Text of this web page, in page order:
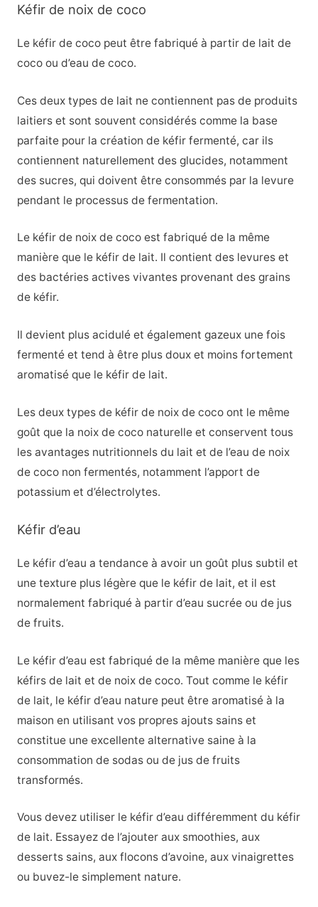
Kéfir de noix de coco
Le kéfir de coco peut être fabriqué à partir de lait de
coco ou d’eau de coco.
Ces deux types de lait ne contiennent pas de produits
laitiers et sont souvent considérés comme la base
parfaite pour la création de kéfir fermenté, car ils
contiennent naturellement des glucides, notamment
des sucres, qui doivent être consommés par la levure
pendant le processus de fermentation.
Le kéfir de noix de coco est fabriqué de la même
manière que le kéfir de lait. Il contient des levures et
des bactéries actives vivantes provenant des grains
de kéfir.
Il devient plus acidulé et également gazeux une fois
fermenté et tend à être plus doux et moins fortement
aromatisé que le kéfir de lait.
Les deux types de kéfir de noix de coco ont le même
goût que la noix de coco naturelle et conservent tous
les avantages nutritionnels du lait et de l’eau de noix
de coco non fermentés, notamment l’apport de
potassium et d’électrolytes.
Kéfir d’eau
Le kéfir d’eau a tendance à avoir un goût plus subtil et
une texture plus légère que le kéfir de lait, et il est
normalement fabriqué à partir d’eau sucrée ou de jus
de fruits.
Le kéfir d’eau est fabriqué de la même manière que les
kéfirs de lait et de noix de coco. Tout comme le kéfir
de lait, le kéfir d’eau nature peut être aromatisé à la
maison en utilisant vos propres ajouts sains et
constitue une excellente alternative saine à la
consommation de sodas ou de jus de fruits
transformés.
Vous devez utiliser le kéfir d’eau différemment du kéfir
de lait. Essayez de l’ajouter aux smoothies, aux
desserts sains, aux flocons d’avoine, aux vinaigrettes
ou buvez-le simplement nature.